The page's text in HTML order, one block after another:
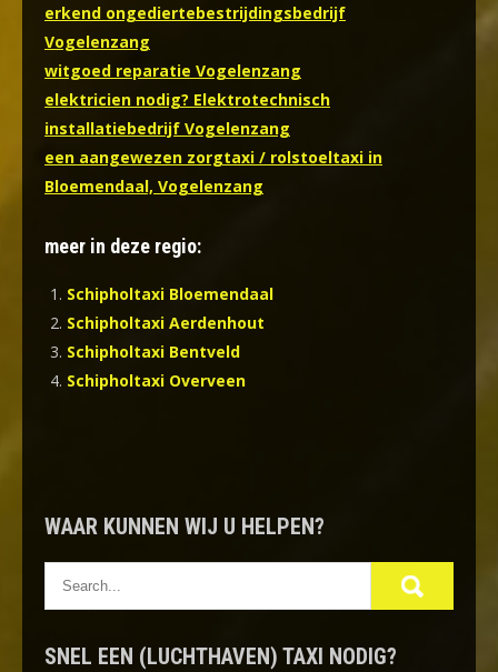
erkend ongediertebestrijdingsbedrijf
Vogelenzang
witgoed reparatie Vogelenzang
elektricien nodig? Elektrotechnisch
installatiebedrijf Vogelenzang
een aangewezen zorgtaxi / rolstoeltaxi in
Bloemendaal, Vogelenzang
meer in deze regio:
Schipholtaxi Bloemendaal
Schipholtaxi Aerdenhout
Schipholtaxi Bentveld
Schipholtaxi Overveen
WAAR KUNNEN WIJ U HELPEN?
SNEL EEN (LUCHTHAVEN) TAXI NODIG?